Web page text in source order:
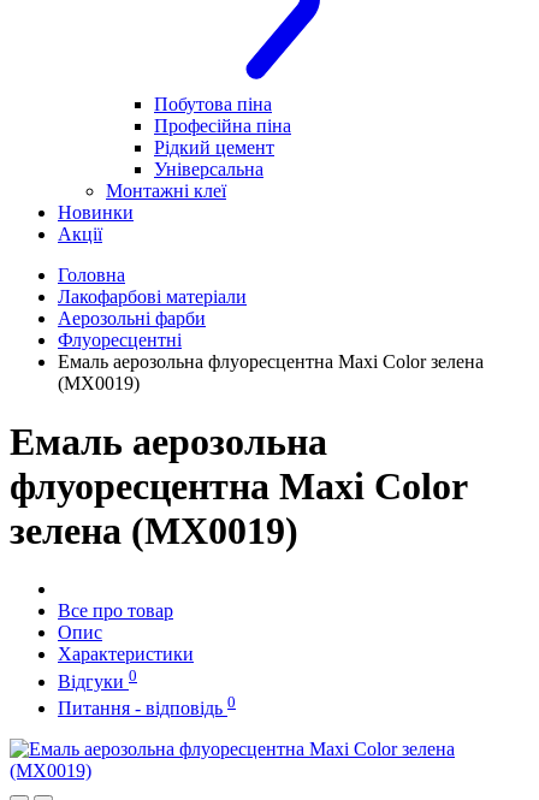
Побутова піна
Професійна піна
Рідкий цемент
Універсальна
Монтажні клеї
Новинки
Акції
Головна
Лакофарбові матеріали
Аерозольні фарби
Флуоресцентні
Емаль аерозольна флуоресцентна Maxi Color зелена
(MX0019)
Емаль аерозольна
флуоресцентна Maxi Color
зелена (MX0019)
Все про товар
Опис
Характеристики
Відгуки 0
Питання - відповідь 0